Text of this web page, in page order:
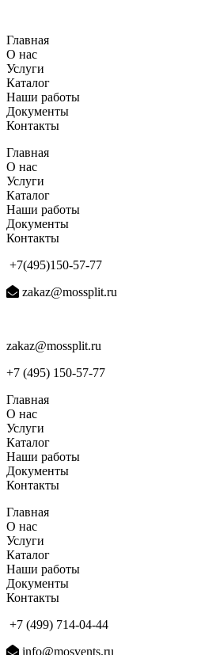
содержимому
Главная
О нас
Услуги
Каталог
Наши работы
Документы
Контакты
Главная
О нас
Услуги
Каталог
Наши работы
Документы
Контакты
+7(495)150-57-77
zakaz@mossplit.ru
zakaz@mossplit.ru
+7 (495) 150-57-77
Главная
О нас
Услуги
Каталог
Наши работы
Документы
Контакты
Главная
О нас
Услуги
Каталог
Наши работы
Документы
Контакты
+7 (499) 714-04-44
info@mosvents.ru